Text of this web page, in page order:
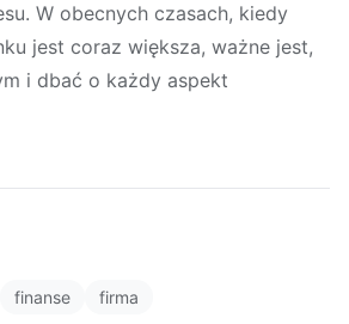
W obecnych czasach, kiedy
jest coraz większa, ważne jest,
i dbać o każdy aspekt
finanse firma